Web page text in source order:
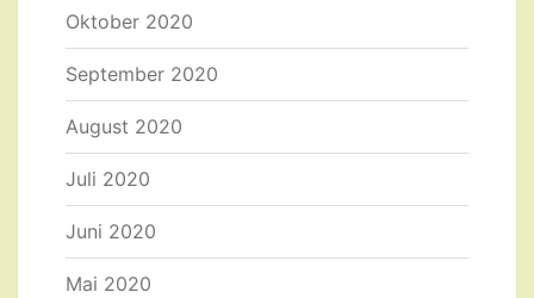
Oktober 2020
September 2020
August 2020
Juli 2020
Juni 2020
Mai 2020